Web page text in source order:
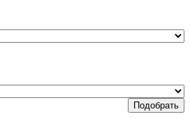
Подобрать